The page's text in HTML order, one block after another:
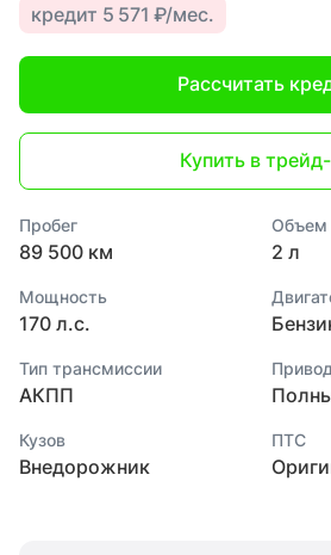
кредит 5 571 ₽/мес.
Рассчитать
Купить в
Пробег
89 500 км
Объем
2 л
Мощность
170 л.с.
Тип трансмиссии
АКПП
Привод
Кузов
Внедорожник
ПТС